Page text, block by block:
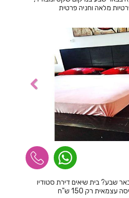
המעלה
מלאה וחניה פרטית
שבע? בית שיאים דירת סטודיו
רק 150 ש"ח